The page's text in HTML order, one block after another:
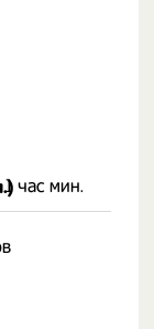
)
1 час мин.